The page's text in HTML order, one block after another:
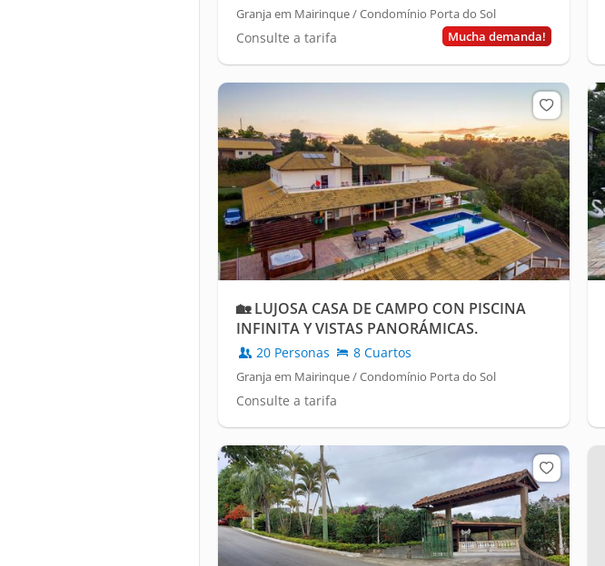
Granja em Mairinque / Condomínio Porta do Sol
Mucha demanda!
Consulte a tarifa
🏡 LUJOSA CASA DE CAMPO CON PISCINA
INFINITA Y VISTAS PANORÁMICAS.
COMUNIDAD PRIVADA
20 Personas 8 Cuartos
Granja em Mairinque / Condomínio Porta do Sol
Consulte a tarifa